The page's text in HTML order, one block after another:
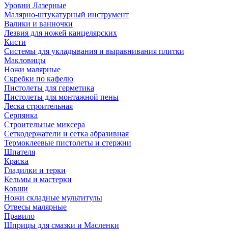
Уровни Лазерные
Малярно-штукатурный инструмент
Валики и ванночки
Лезвия для ножей канцелярских
Кисти
Системы для укладывания и выравнивания плитки
Макловицы
Ножи малярные
Скребки по кафелю
Пистолеты для герметика
Пистолеты для монтажной пены
Леска строительная
Серпянка
Строительные миксера
Сеткодержатели и сетка абразивная
Термоклеевые пистолеты и стержни
Шпателя
Краска
Гладилки и терки
Кельмы и мастерки
Ковши
Ножи складные мультитулы
Отвесы малярные
Правило
Шприцы для смазки и Масленки